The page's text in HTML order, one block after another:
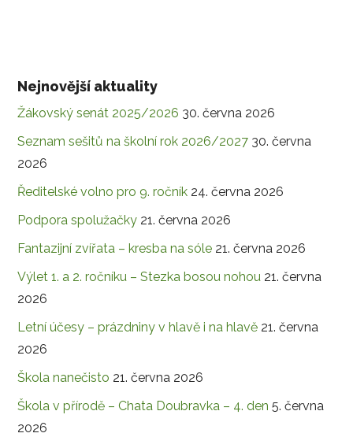
Nejnovější aktuality
Žákovský senát 2025/2026 30. června 2026
Seznam sešitů na školní rok 2026/2027 30. června
2026
Ředitelské volno pro 9. ročník 24. června 2026
Podpora spolužačky 21. června 2026
Fantazijní zvířata – kresba na sóle 21. června 2026
Výlet 1. a 2. ročníku – Stezka bosou nohou 21. června
2026
Letní účesy – prázdniny v hlavě i na hlavě 21. června
2026
Škola nanečisto 21. června 2026
Škola v přírodě – Chata Doubravka – 4. den 5. června
2026